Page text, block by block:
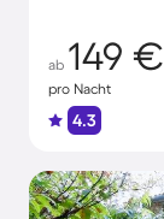
ab 149 €
pro Nacht
4.3